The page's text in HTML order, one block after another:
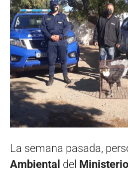
La semana pasada,
Ambiental del